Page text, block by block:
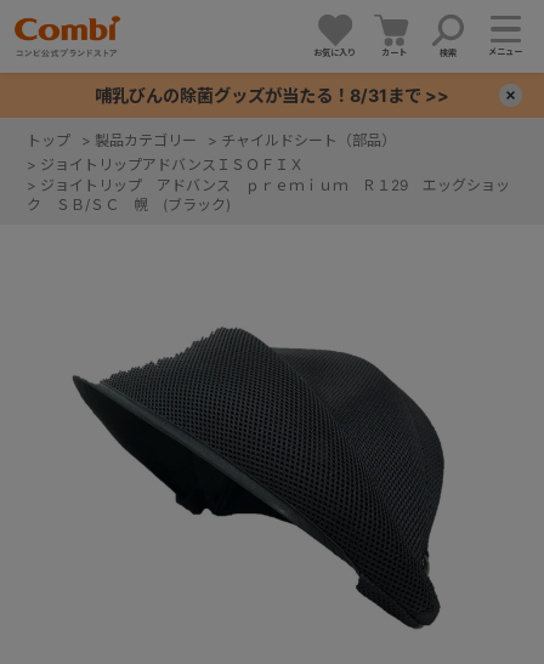
お気に入り カート 検索 メニュー
哺乳びんの除菌グッズが当たる！8/31まで >>
トップ > 製品カテゴリー > チャイルドシート（部品）
> ジョイトリップアドバンスＩＳＯＦＩＸ
> ジョイトリップ アドバンス ｐｒｅｍｉｕｍ Ｒ１29 エッグショッ
ク ＳＢ/ＳＣ 幌 (ブラック)